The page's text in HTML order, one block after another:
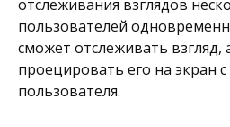
отслеживания взглядов
пользователей
сможет отслеживать взгляд,
проецировать его на экран
пользователя.